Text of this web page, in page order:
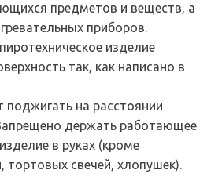
предметов и веществ, а
приборов.
изделие
так, как написано в
поджигать на расстоянии
держать работающее
в руках (кроме
тортовых свечей, хлопушек).